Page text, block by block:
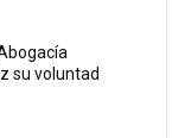
su voluntad